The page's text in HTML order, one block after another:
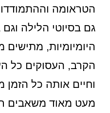
הטראומה
גם בסיוטי הלילה
היומיומיות, מתישים
הקרב, העסוקים כל
וחיים אותה כל
מעט מאוד משאבים